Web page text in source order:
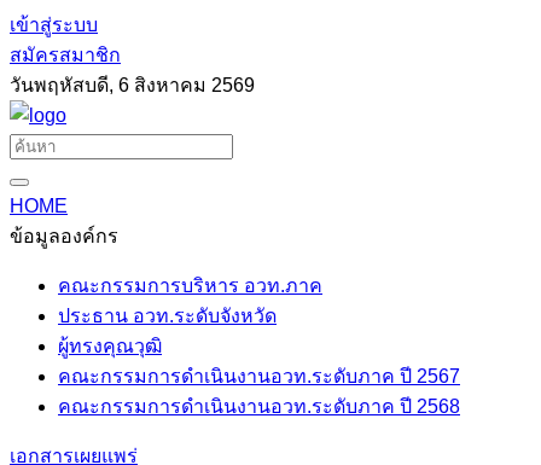
เข้าสู่ระบบ
สมัครสมาชิก
วันพฤหัสบดี, 6 สิงหาคม 2569
HOME
ข้อมูลองค์กร
คณะกรรมการบริหาร อวท.ภาค
ประธาน อวท.ระดับจังหวัด
ผู้ทรงคุณวุฒิ
คณะกรรมการดำเนินงานอวท.ระดับภาค ปี 2567
คณะกรรมการดำเนินงานอวท.ระดับภาค ปี 2568
เอกสารเผยแพร่